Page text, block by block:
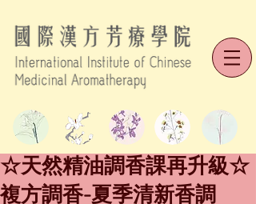
☆天然精油調香課再升級☆
複方調香-夏季清新香調